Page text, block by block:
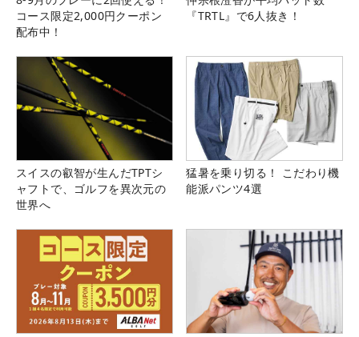
コース限定2,000円クーポン
配布中！
『TRTL』で6人抜き！
スイスの叡智が生んだTPTシ
ャフトで、ゴルフを異次元の
世界へ
猛暑を乗り切る！ こだわり機
能派パンツ4選